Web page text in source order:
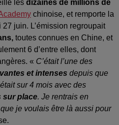
les dizaines de millions de
chinoise, et remporte la
27 juin. L’émission regroupait
toutes connues en Chine, et
6 d’entre elles, dont
« C’était l’une des
et intenses depuis que
sur 4 mois avec des
sur place. Je rentrais en
je voulais être là aussi pour